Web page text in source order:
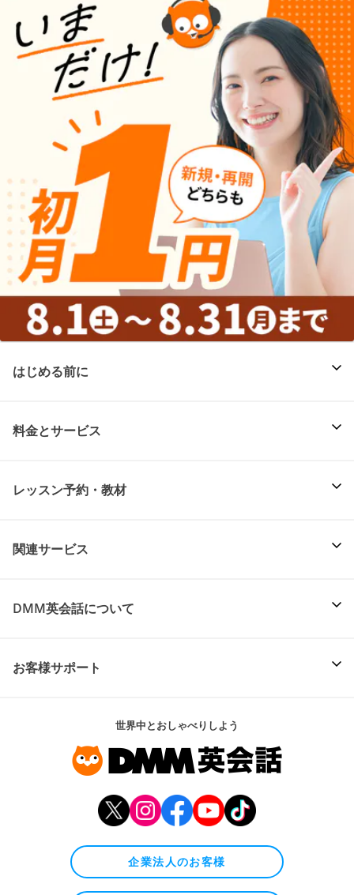
はじめる前に
料金とサービス
レッスン予約・教材
関連サービス
DMM英会話について
お客様サポート
世界中とおしゃべりしよう
企業法人のお客様